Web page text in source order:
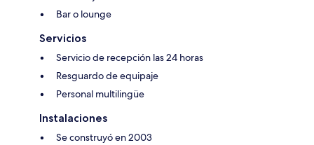
Bar o lounge
Servicios
Servicio de recepción las 24 horas
Resguardo de equipaje
Personal multilingüe
Instalaciones
Se construyó en 2003